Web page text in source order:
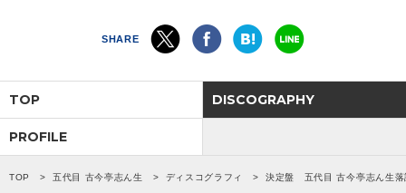
SHARE
TOP DISCOGRAPHY
PROFILE
TOP 五代目 古今亭志ん生 ディスコグラフィ 決定盤 五代目 古今亭志ん生落